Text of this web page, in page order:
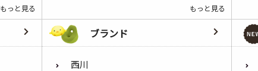
もっと見る もっと見る
ブランド
西川